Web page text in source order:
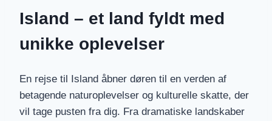
Island – et land fyldt med
unikke oplevelser
En rejse til Island åbner døren til en verden af
betagende naturoplevelser og kulturelle skatte, der
vil tage pusten fra dig. Fra dramatiske landskaber